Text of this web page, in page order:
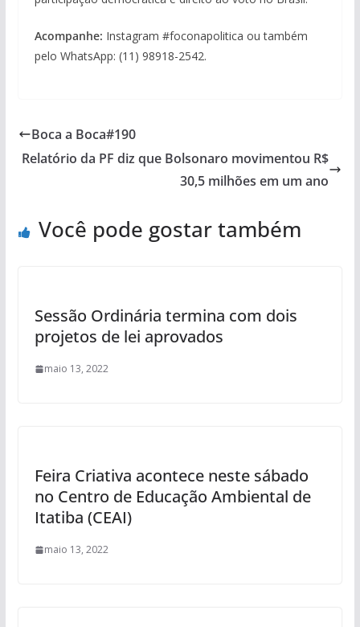
Acompanhe: Instagram #foconapolitica ou também
pelo WhatsApp: (11) 98918-2542.
Boca a Boca#190
Relatório da PF diz que Bolsonaro movimentou R$
30,5 milhões em um ano
Você pode gostar também
Sessão Ordinária termina com dois
projetos de lei aprovados
maio 13, 2022
Feira Criativa acontece neste sábado
no Centro de Educação Ambiental de
Itatiba (CEAI)
maio 13, 2022